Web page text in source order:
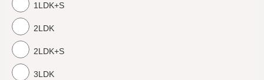
1LDK+S
2LDK
2LDK+S
3LDK